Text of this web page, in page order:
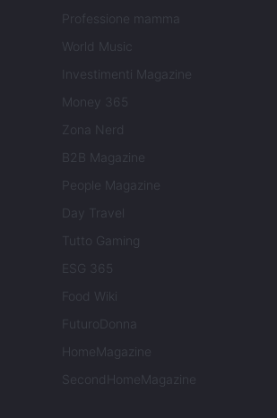
Professione mamma
World Music
Investimenti Magazine
Money 365
Zona Nerd
B2B Magazine
People Magazine
Day Travel
Tutto Gaming
ESG 365
Food Wiki
FuturoDonna
HomeMagazine
SecondHomeMagazine